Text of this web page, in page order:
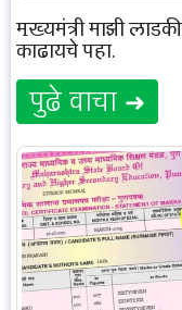
मुख्यमंत्री माझी
काढायचे पहा.
पुढे वाचा ➜